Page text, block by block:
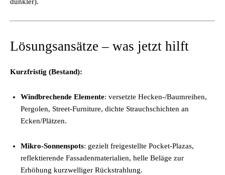
Lösungsansätze – was jetzt hilft
Kurzfristig (Bestand):
Windbrechende Elemente: versetzte Hecken-/Baumreihen,
Pergolen, Street-Furniture, dichte Strauchschichten an
Ecken/Plätzen.
Mikro-Sonnenspots: gezielt freigestellte Pocket-Plazas,
reflektierende Fassadenmaterialien, helle Beläge zur
Erhöhung kurzwelliger Rückstrahlung.